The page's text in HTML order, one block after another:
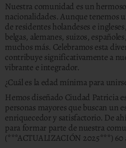
Nuestra comunidad es un
nacionalidades. Aunque tenemos
de residentes holandeses e
belgas, alemanes, suizos,
muchos más. Celebramos esta
contribuye significativamente a
vibrante e integrador.
¿Cuál es la edad mínima para
Hemos diseñado Ciudad Patricia
personas mayores que buscan un
enriquecedor y satisfactorio. De
para formar parte de nuestra
(***ACTUALIZACIÓN 2025***) 60